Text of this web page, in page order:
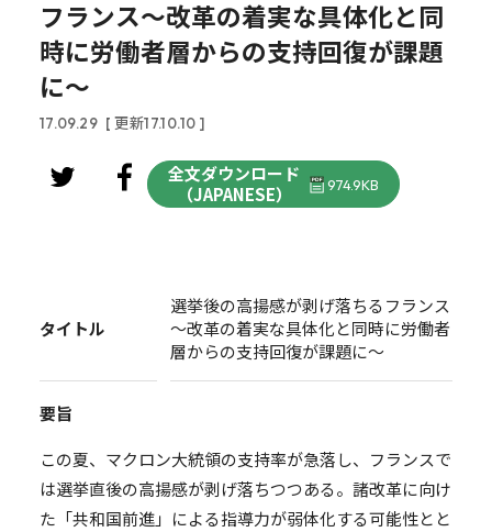
フランス～改革の着実な具体化と同
時に労働者層からの支持回復が課題
に～
17.09.29 [ 更新17.10.10 ]
全文ダウンロード
（JAPANESE）
974.9KB
タイトル
選挙後の高揚感が剥げ落ちるフランス
～改革の着実な具体化と同時に労働者
層からの支持回復が課題に～
要旨
この夏、マクロン大統領の支持率が急落し、フランスで
は選挙直後の高揚感が剥げ落ちつつある。諸改革に向け
た「共和国前進」による指導力が弱体化する可能性とと